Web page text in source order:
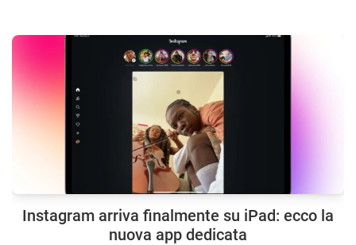
Instagram arriva finalmente su iPad: ecco la
nuova app dedicata